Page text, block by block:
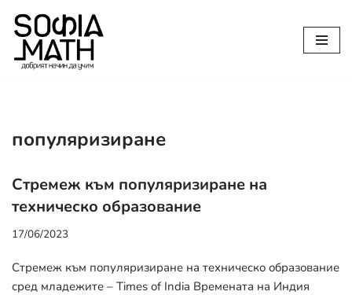
Продължете
към
популяризиране
Стремеж към популяризиране на
техническо образование
17/06/2023
Стремеж към популяризиране на техническо образование
сред младежите – Times of India Времената на Индия